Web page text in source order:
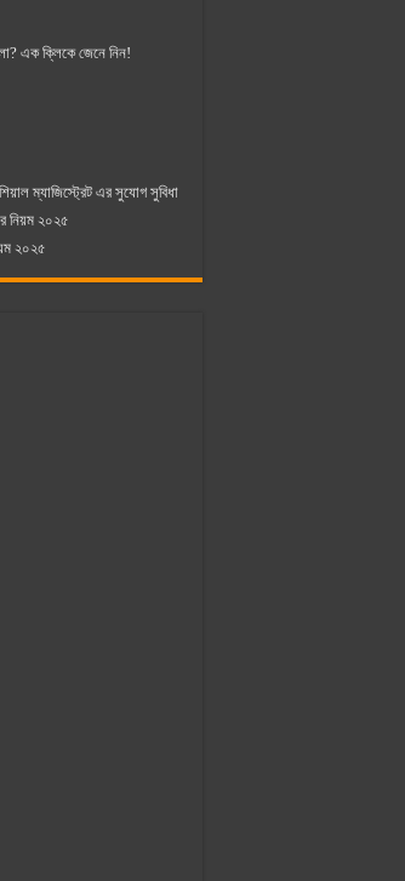
এক ক্লিকে জেনে নিন!
ম্যাজিস্ট্রেট এর সুযোগ সুবিধা
নিয়ম ২০২৫
২০২৫